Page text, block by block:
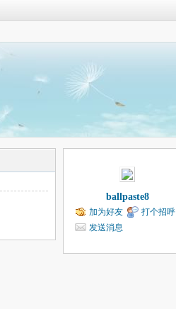
ballpaste8
加为好友
打个招呼
发送消息